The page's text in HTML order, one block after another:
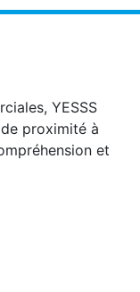
YESSS
proximité à
et